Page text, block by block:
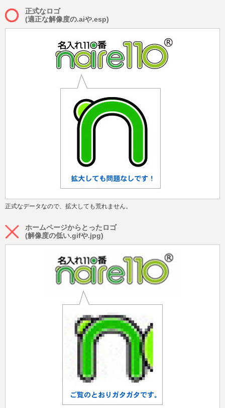
正式なロゴ
(適正な解像度の.aiや.esp)
正式なデータなので、拡大しても荒れません。
ホームページからとったロゴ
(解像度の低い.gifや.jpg)